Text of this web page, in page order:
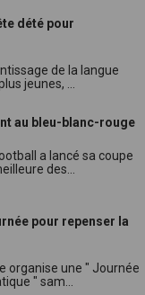
dété pour
de la langue
jeunes, ...
au bleu-blanc-rouge
a lancé sa coupe
des...
pour repenser la
organise une " Journée
" sam...